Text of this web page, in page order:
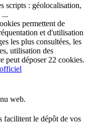
scripts : géolocalisation,
...
permettent de
et d'utilisation
les plus consultées, les
utilisation des
peut déposer 22 cookies.
web.
facilitent le dépôt de vos